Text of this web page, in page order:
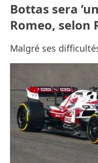
Bottas sera
Romeo, selon
Malgré ses